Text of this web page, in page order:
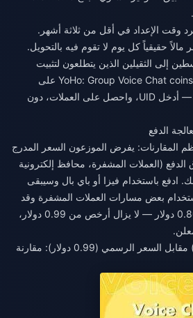
وقت الإعداد في أقل من ثلاثة أشهر.
حقيقياً كل يوم لا تقوم فيه بالتحويل.
إلى الثقيلين الذين يتطلعون لتثبيت
YoHo: Group Voice Chat على
BitTopup هو أسرع طريق — أدخل UID، واحصل على العملات، دون
الدفع
المقارنات: يفرض الموزعون السعر المدرج
(العملات المشفرة، محافظ إلكترونية
3% فوق ذلك. ادفع باستخدام فيزا أو باي بال وسيبقى
ادفع باستخدام بعض مسارات العملات المشفرة وقد
ينتهي بك الأمر عند 0.85-0.86 دولار — لا يزال أرخص من 0.99 دولار،
مقارنة الموزع (0.83 دولار) مقابل السعر الرسمي (0.99 دولار): مقارنة